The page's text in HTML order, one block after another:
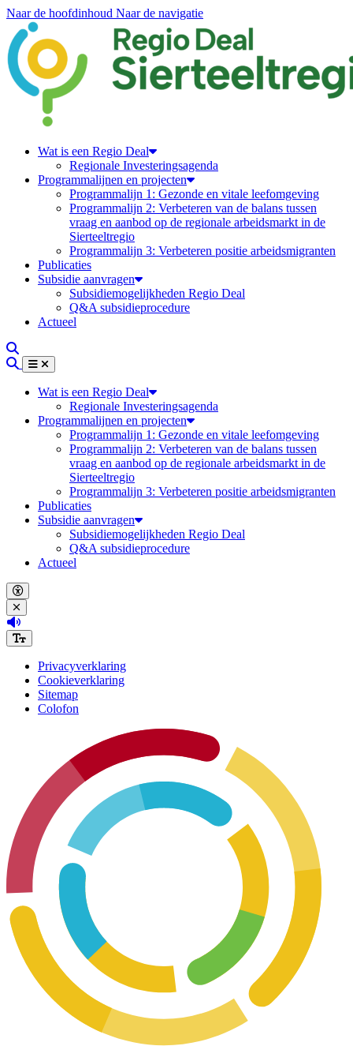
Naar de hoofdinhoud Naar de navigatie
Wat is een Regio Deal
Regionale Investeringsagenda
Programmalijnen en projecten
Programmalijn 1: Gezonde en vitale leefomgeving
Programmalijn 2: Verbeteren van de balans tussen
vraag en aanbod op de regionale arbeidsmarkt in de
Sierteeltregio
Programmalijn 3: Verbeteren positie arbeidsmigranten
Publicaties
Subsidie aanvragen
Subsidiemogelijkheden Regio Deal
Q&A subsidieprocedure
Actueel
Zoeken
Menu
Sluiten
Wat is een Regio Deal
Regionale Investeringsagenda
Programmalijnen en projecten
Programmalijn 1: Gezonde en vitale leefomgeving
Programmalijn 2: Verbeteren van de balans tussen
vraag en aanbod op de regionale arbeidsmarkt in de
Sierteeltregio
Programmalijn 3: Verbeteren positie arbeidsmigranten
Publicaties
Subsidie aanvragen
Subsidiemogelijkheden Regio Deal
Q&A subsidieprocedure
Actueel
Open accessibility menu
Close accessibility menu
(Deze link opent in een nieuw tabblad)
Increase font size
Privacyverklaring
Cookieverklaring
Sitemap
Colofon